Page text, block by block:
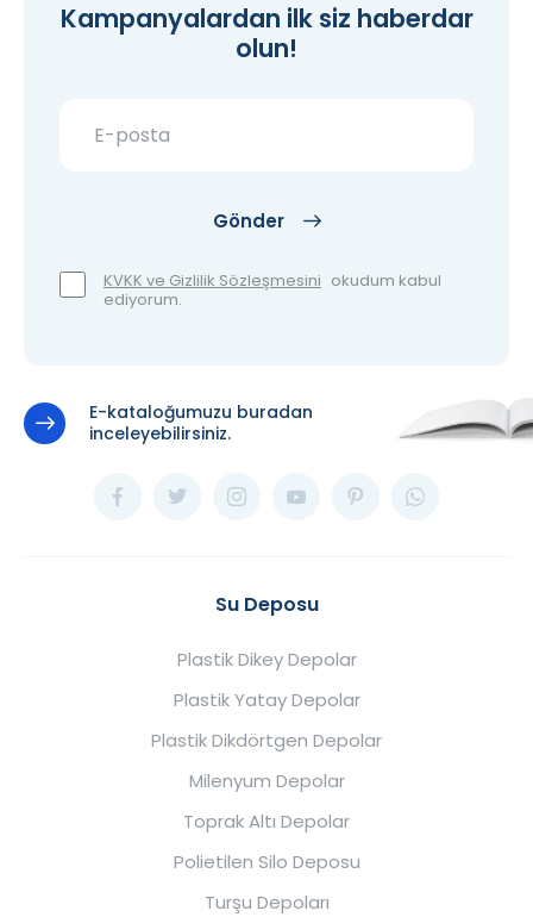
Kampanyalardan ilk siz haberdar
olun!
Gönder
KVKK ve Gizlilik Sözleşmesini okudum kabul
ediyorum.
E-kataloğumuzu buradan
inceleyebilirsiniz.
Su Deposu
Plastik Dikey Depolar
Plastik Yatay Depolar
Plastik Dikdörtgen Depolar
Milenyum Depolar
Toprak Altı Depolar
Polietilen Silo Deposu
Turşu Depoları